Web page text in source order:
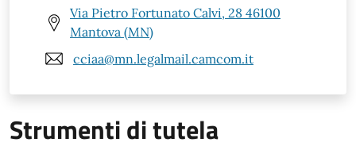
Via Pietro Fortunato Calvi, 28 46100
Mantova (MN)
cciaa@mn.legalmail.camcom.it
Strumenti di tutela